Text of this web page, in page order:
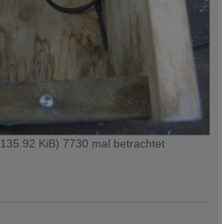
KiB) 7730 mal betrachtet